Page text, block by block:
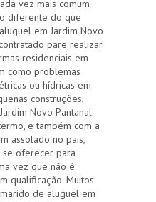
vez mais comum
diferente do que
em Jardim Novo
pare realizar
residenciais em
como problemas
ou hídricas em
construções,
Novo Pantanal.
e também com a
assolado no país,
se oferecer para
vez que não é
qualificação. Muitos
de aluguel em